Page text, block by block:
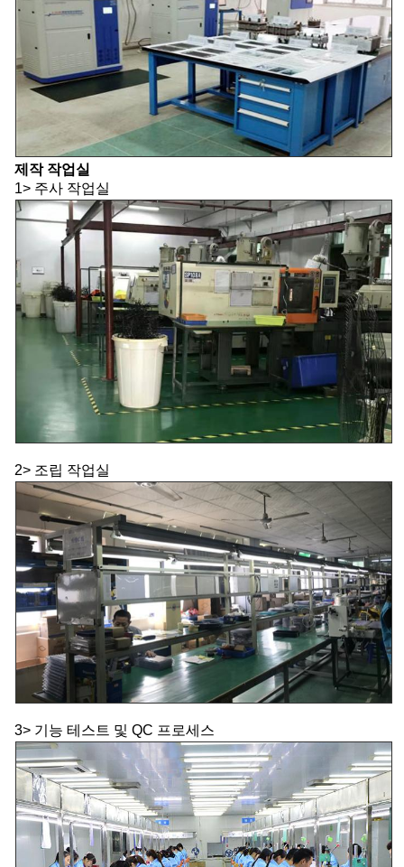
제작 작업실
1> 주사 작업실
2> 조립 작업실
3> 기능 테스트 및 QC 프로세스